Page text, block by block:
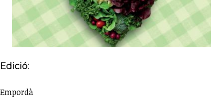
Edició:
Empordà